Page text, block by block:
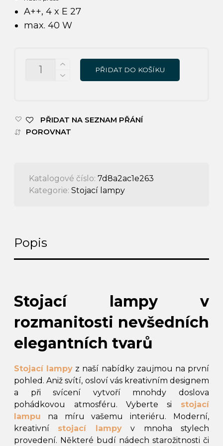
A++, 4 x E 27
max. 40 W
MNOŽSTVÍ PŘIDAT DO KOŠÍKU
PŘIDAT NA SEZNAM PŘÁNÍ
POROVNAT
Katalogové číslo:7d8a2ac1e263
Kategorie:Stojací lampy
Popis
Stojací lampy v
rozmanitosti nevšedních
elegantních tvarů
Stojací lampy z naší nabídky zaujmou na první
pohled. Aniž svítí, osloví vás kreativním designem
a při svícení vytvoří mnohdy doslova
pohádkovou atmosféru. Vyberte si stojací
lampu na míru vašemu interiéru. Moderní,
kreativní stojací lampyv mnoha stylech
provedení. Některé budí nádech starožitnosti či